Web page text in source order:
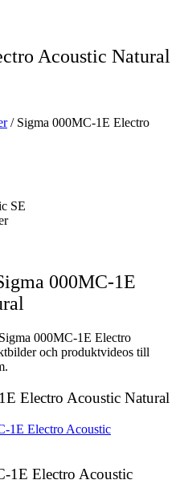
Acoustic Natural
/ Sigma 000MC-1E Electro
SE
000MC-1E
000MC-1E Electro
och produktvideos till
Electro Acoustic Natural
1E Electro Acoustic